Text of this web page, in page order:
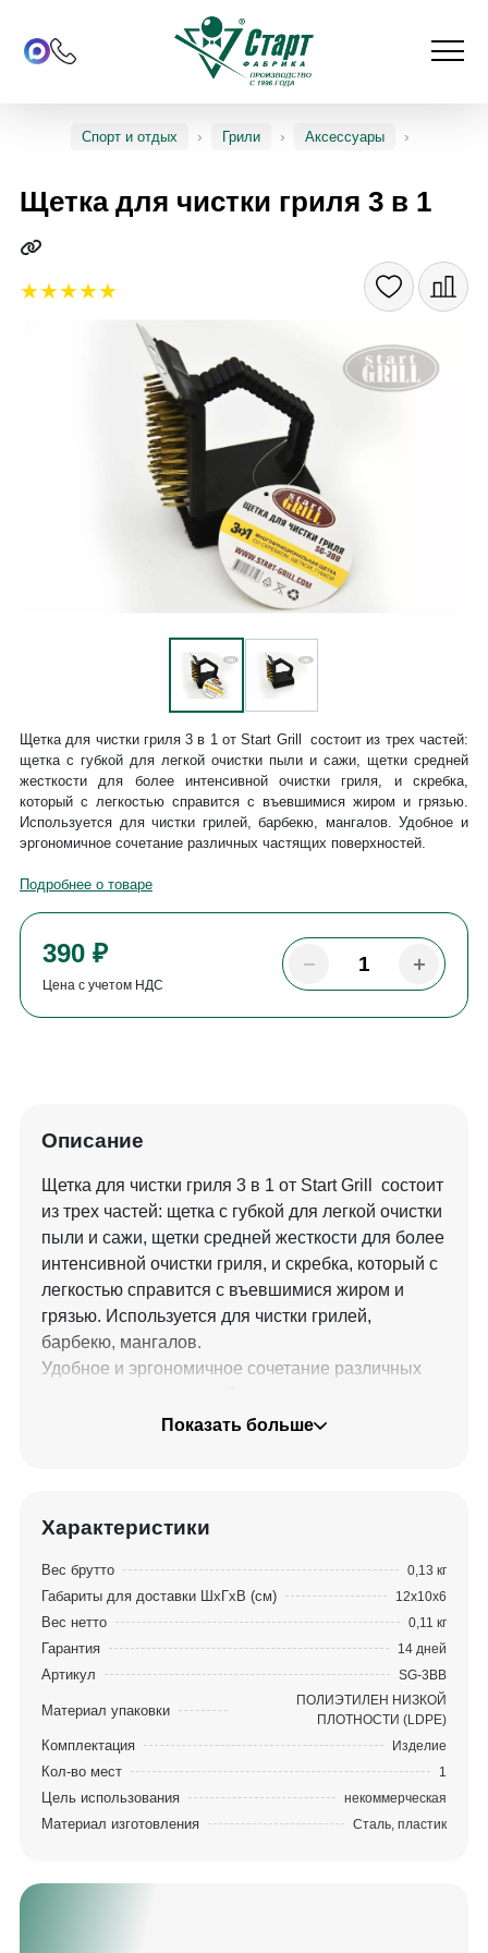
Спорт и отдых Грили Аксессуары
Щетка для чистки гриля 3 в 1
390 ₽
Цена с учетом НДС
Щетка для чистки гриля 3 в 1 от Start Grill состоит из трех частей:
щетка с губкой для легкой очистки пыли и сажи, щетки средней
жесткости для более интенсивной очистки гриля, и скребка,
который с легкостью справится с въевшимися жиром и грязью.
Используется для чистки грилей, барбекю, мангалов. Удобное и
эргономичное сочетание различных частящих поверхностей.
Подробнее о товаре
Описание
Щетка для чистки гриля 3 в 1 от Start Grill состоит
из трех частей: щетка с губкой для легкой очистки
пыли и сажи, щетки средней жесткости для более
интенсивной очистки гриля, и скребка, который с
легкостью справится с въевшимися жиром и
грязью. Используется для чистки грилей,
барбекю, мангалов.
Удобное и эргономичное сочетание различных
Показать больше
Характеристики
Вес брутто 0,13 кг
Габариты для доставки ШхГхВ (см) 12x10x6
Вес нетто 0,11 кг
Гарантия 14 дней
Артикул SG-3BB
Материал упаковки
ПОЛИЭТИЛЕН НИЗКОЙ
ПЛОТНОСТИ (LDPE)
Комплектация Изделие
Кол-во мест 1
Цель использования некоммерческая
Материал изготовления Сталь, пластик